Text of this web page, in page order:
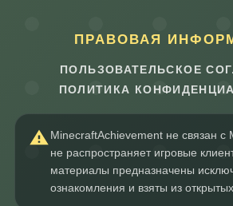
ПРАВОВАЯ
ПОЛЬЗОВАТЕЛЬСКОЕ
ПОЛИТИКА
MinecraftAchievement не связан с
не распространяет игровые
материалы предназначены
ознакомления и взяты из открытых